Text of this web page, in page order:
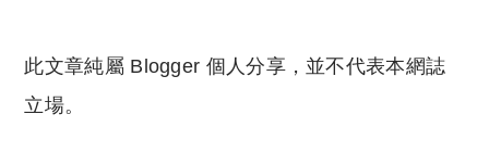
此文章純屬 Blogger 個人分享，並不代表本網誌
立場。